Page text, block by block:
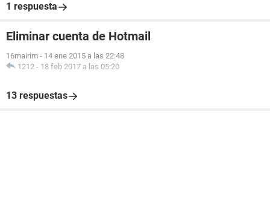
1 respuesta
Eliminar cuenta de Hotmail
16mairim - 14 ene 2015 a las 22:48
1212 - 18 feb 2017 a las 05:20
13 respuestas